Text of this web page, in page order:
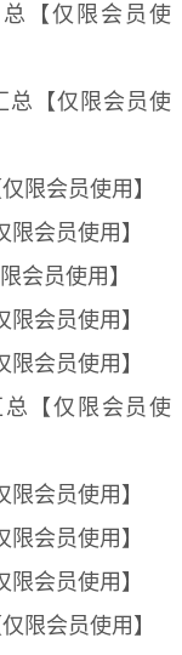
【仅限会员使
总【仅限会员使
限会员使用】
会员使用】
会员使用】
会员使用】
会员使用】
【仅限会员使
会员使用】
会员使用】
会员使用】
限会员使用】